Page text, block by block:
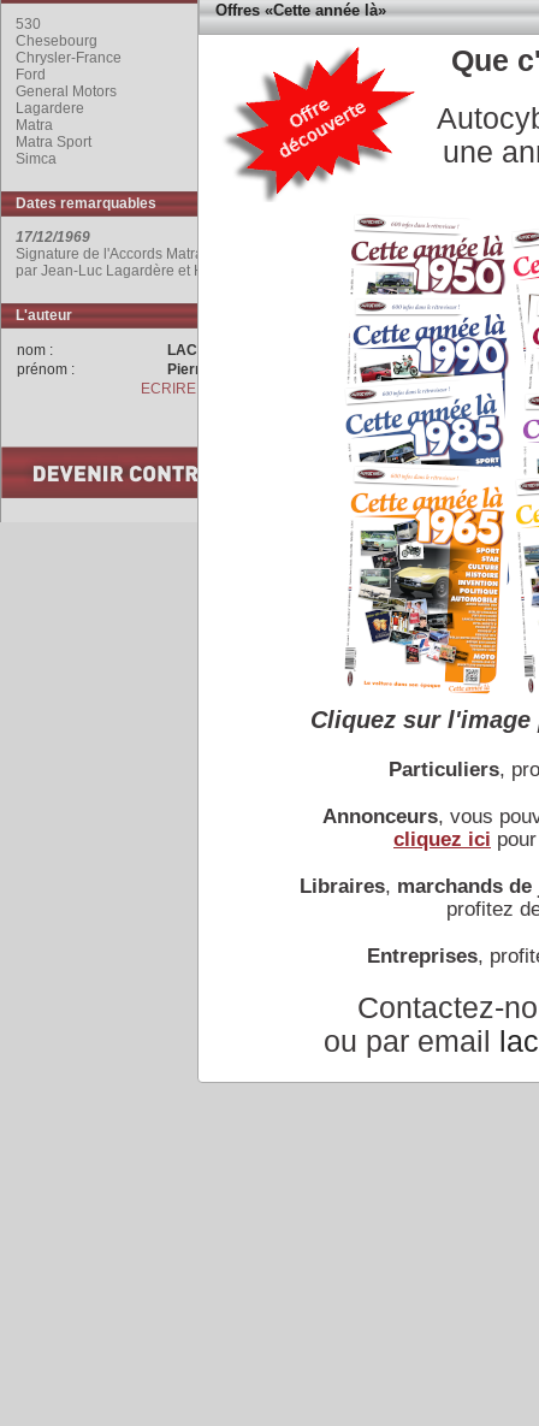
530
Chesebourg
Chrysler-France
Ford
General Motors
Lagardere
Matra
Matra Sport
Simca
Dates remarquables
17/12/1969
Signature de l'Accords Matra - Chrysler-France
par Jean-Luc Lagardère et Harry Chesebourg.
L'auteur
nom :
LACHET
prénom :
Pierre
ECRIRE A L'AUTEUR
cette alliance de raison :
insuffisantes et
Fordet
En final, Lagardère
« voiture des copains
l’exploit de faire vendre
Matra Sports devient
àJackie Stewart
,
constructeurs et el
Stewart sur MS80).
COMMENTAIRES
Accueil | Conseiller à un
Offres «Cette année là»
Que
une
Cliquez sur
Particuliers,
Annonceurs, vous
cliquez ici
Libraires, marchands de
profitez
Entreprises,
Contactez-
ou par email